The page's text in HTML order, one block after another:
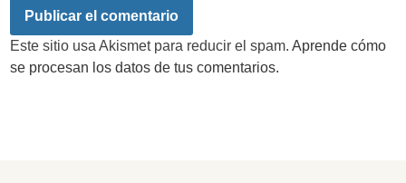
Este sitio usa Akismet para reducir el spam.Aprende cómo
se procesan los datos de tus comentarios.